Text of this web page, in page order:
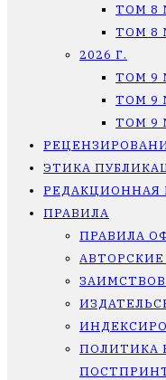
ТОМ 8
ТОМ 8
2026 Г.
ТОМ 9
ТОМ 9
ТОМ 9
ЭТИКА
РЕДАКЦИОННАЯ
ПРАВИЛА
ПРАВИЛА
АВТОРСКИЕ
ПОЛИТИКА